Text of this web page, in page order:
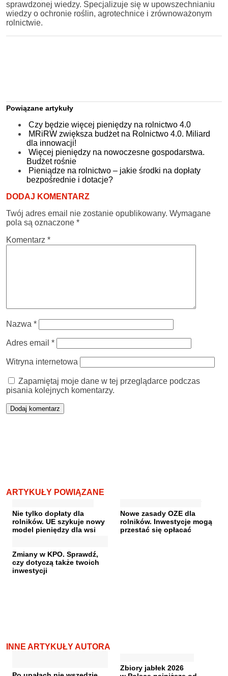
sprawdzonej wiedzy. Specjalizuje się w upowszechnianiu
wiedzy o ochronie roślin, agrotechnice i zrównoważonym
rolnictwie.
Powiązane artykuły
Czy będzie więcej pieniędzy na rolnictwo 4.0
MRiRW zwiększa budżet na Rolnictwo 4.0. Miliard
dla innowacji!
Więcej pieniędzy na nowoczesne gospodarstwa.
Budżet rośnie
Pieniądze na rolnictwo – jakie środki na dopłaty
bezpośrednie i dotacje?
DODAJ KOMENTARZ
Twój adres email nie zostanie opublikowany. Wymagane
pola są oznaczone *
Komentarz *
Nazwa *
Adres email *
Witryna internetowa
Zapamiętaj moje dane w tej przeglądarce podczas
pisania kolejnych komentarzy.
ARTYKUŁY POWIĄZANE
Nie tylko dopłaty dla
rolników. UE szykuje nowy
model pieniędzy dla wsi
Nowe zasady OZE dla
rolników. Inwestycje mogą
przestać się opłacać
Zmiany w KPO. Sprawdź,
czy dotyczą także twoich
inwestycji
INNE ARTYKUŁY AUTORA
Zbiory jabłek 2026